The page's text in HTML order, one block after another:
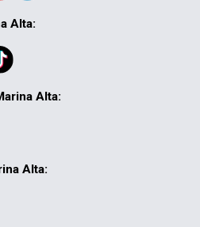
Alta:
Alta:
Alta: